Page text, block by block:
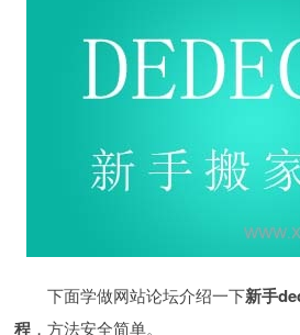
下面学做网站论坛介绍一下新手
程 ，方法安全简单。